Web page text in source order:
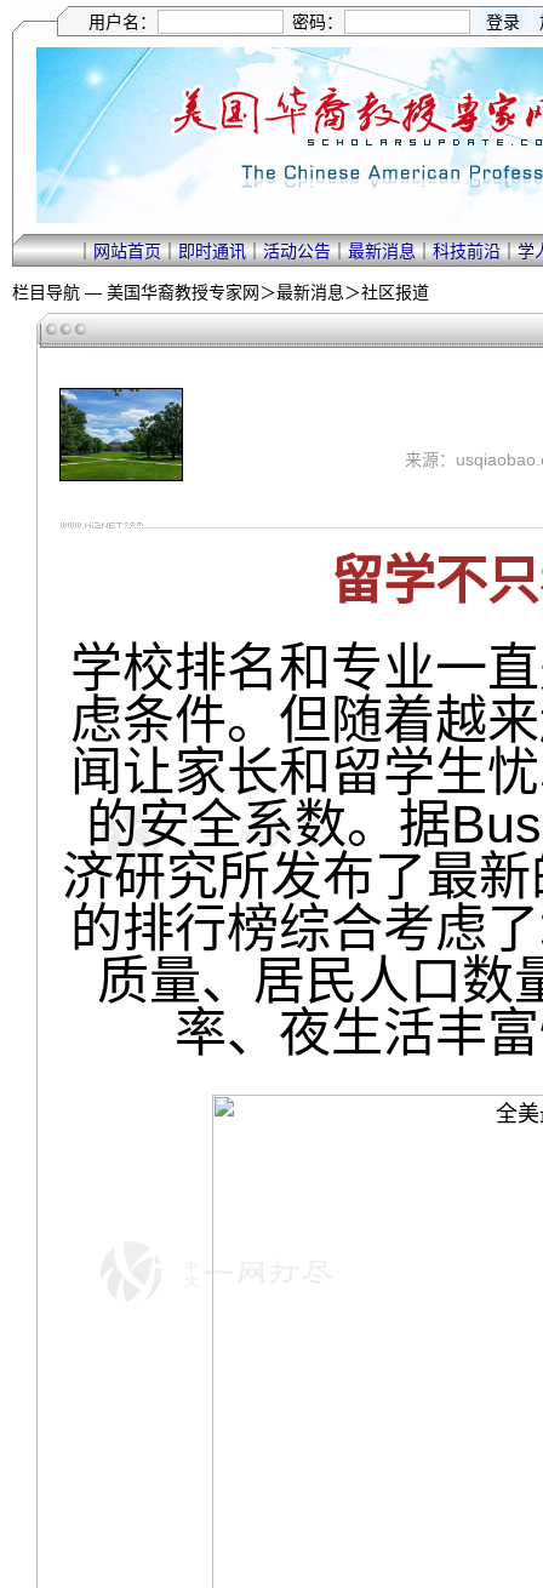
用户名： 密码：
｜网站首页｜即时通讯｜活动公告｜最新消息｜科技前沿｜学
栏目导航 — 美国华裔教授专家网＞最新消息＞社区报道
来源：
留学不
学校排名和专业一
虑条件。但随着越
闻让家长和留学生
的安全系数。据
济研究所发布了最
的排行榜综合考虑
质量、居民人口数
率、夜生活丰